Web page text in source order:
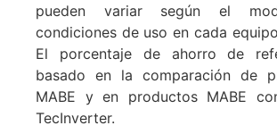
pueden variar según el
condiciones de uso en cada
El porcentaje de ahorro de
basado en la comparación de
MABE y en productos MABE
TecInverter.